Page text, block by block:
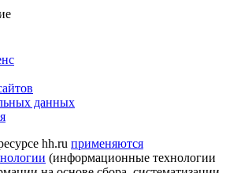
данных
hh.ru применяются
(информационные технологии